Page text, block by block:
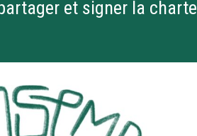
et signer la charte